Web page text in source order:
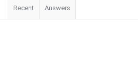
Recent Answers